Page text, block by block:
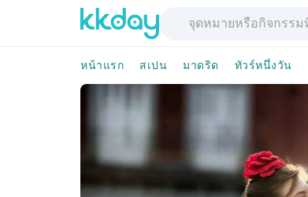
หน้าแรก สเปน มาดริด ทัวร์หนึ่งวัน